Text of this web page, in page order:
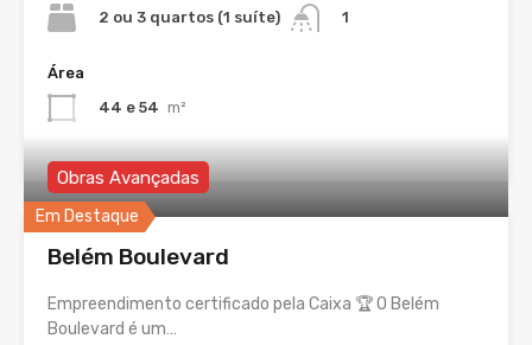
2 ou 3 quartos (1 suíte)
1
Área
44 e 54 m²
Em Destaque
Obras Avançadas
Belém Boulevard
Empreendimento certificado pela Caixa 🏆 O Belém
Boulevard é um…